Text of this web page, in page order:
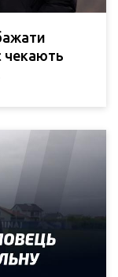
чекають